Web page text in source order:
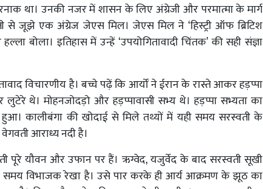
था। उनकी नजर में शासन के लिए अंग्रेजी और परमात्मा के मार्ग
से जूझे एक अंग्रेज जेएस मिल। जेएस मिल ने ‘हिस्ट्री ऑफ ब्रिटिश
बोला। इतिहास में उन्हें ‘उपयोगितावादी चिंतक’ की सही संज्ञा
विचारणीय है। बच्चे पढ़ें कि आर्यों ने ईरान के रास्ते आकर हड़प्पा
थे। मोहनजोदड़ो और हड़प्पावासी सभ्य थे। हड़प्पा सभ्यता का
कालीबंगा की खोदाई से मिले तथ्यों में यही समय सरस्वती के
आराध्य नदी है।
पूरे यौवन और उफान पर हैं। ऋग्वेद, यजुर्वेद के बाद सरस्वती सूखी
समय विभाजक रेखा है। उसे पार करके ही आर्य आक्रमण के झूठ का